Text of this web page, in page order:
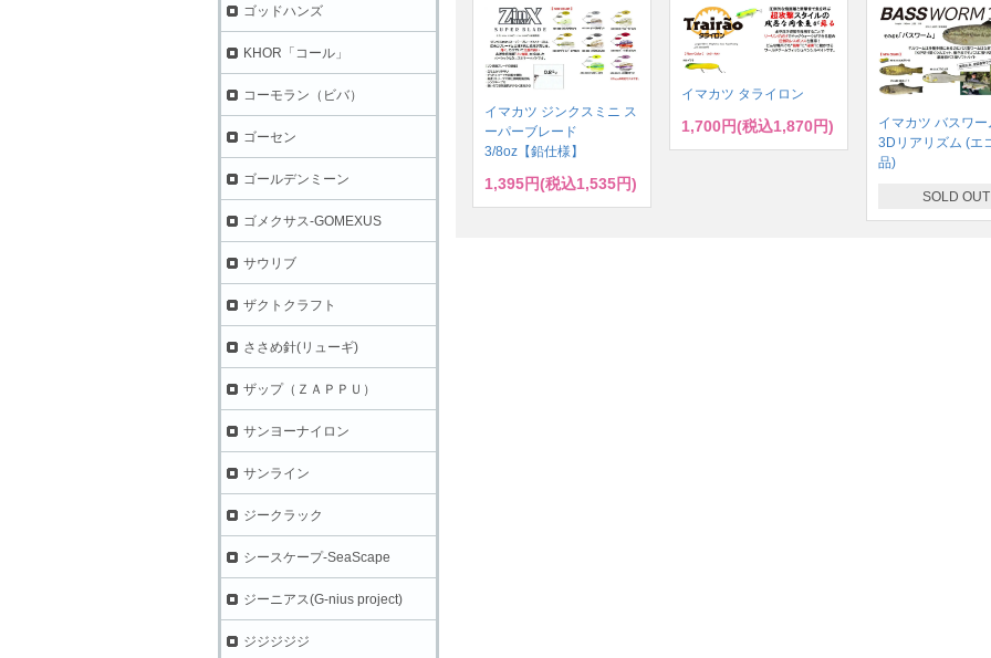
イマカツ ジンクスミニ ス
ーパーブレード
3/8oz【鉛仕様】
1,395円(税込1,535円)
イマカツ タライロン
1,700円(税込1,870円)
イマカツ バスワ
3Dリアリズム (エ
品)
SOLD OUT
ゴッドハンズ
KHOR「コール」
コーモラン（ビバ）
ゴーセン
ゴールデンミーン
ゴメクサス-GOMEXUS
サウリブ
ザクトクラフト
ささめ針(リューギ)
ザップ（ＺＡＰＰＵ）
サンヨーナイロン
サンライン
ジークラック
シースケープ-SeaScape
ジーニアス(G-nius project)
ジジジジジ